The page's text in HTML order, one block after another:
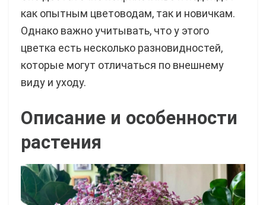
как опытным цветоводам, так и новичкам.
Однако важно учитывать, что у этого
цветка есть несколько разновидностей,
которые могут отличаться по внешнему
виду и уходу.
Описание и особенности
растения